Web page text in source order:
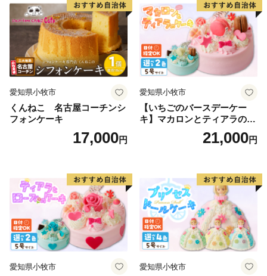
愛知県小牧市
くんねこ 名古屋コーチンシ
フォンケーキ
17,000円
愛知県小牧市
【いちごのバースデーケー
キ】マカロンとティアラのケ
ーキ スイーツ 日時指定可 デ
ザート 洋菓子 お取り寄せ 愛
デコレーションケーキ ホー
ルケーキ
21,000円
愛知県小牧市 愛知県小牧市